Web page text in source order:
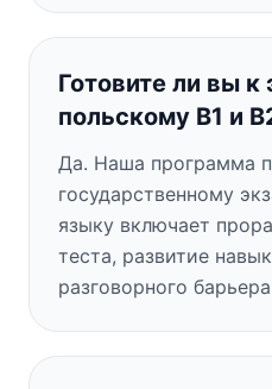
Готовите ли вы к
польскому B1 и
Да. Наша программа
государственному
языку включает
теста, развитие
разговорного